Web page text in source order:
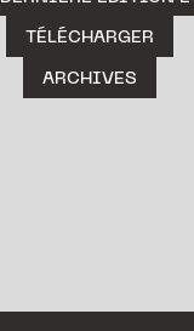
TÉLÉCHARGER
ARCHIVES